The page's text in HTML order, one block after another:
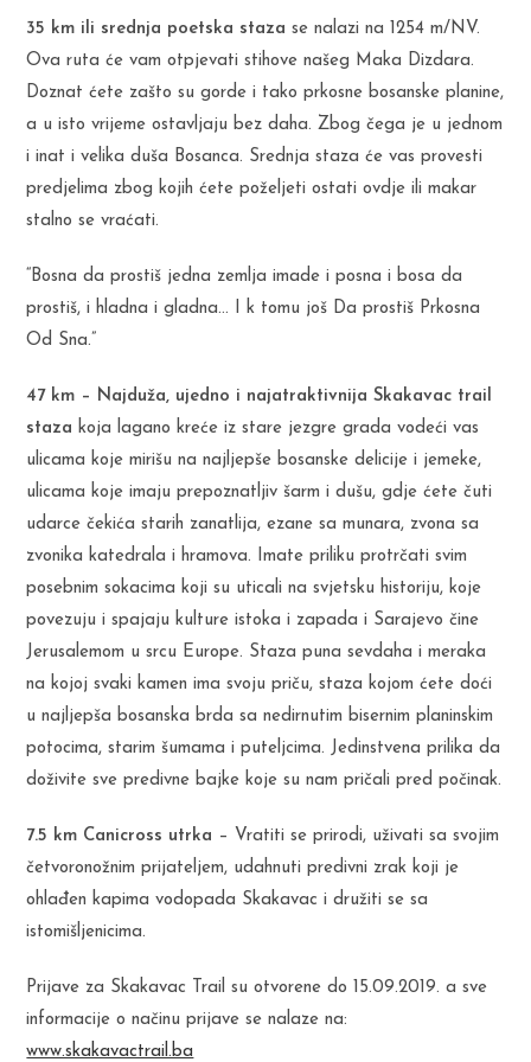
35 km ili srednja poetska staza se nalazi na 1254 m/NV.
Ova ruta će vam otpjevati stihove našeg Maka Dizdara.
Doznat ćete zašto su gorde i tako prkosne bosanske planine,
a u isto vrijeme ostavljaju bez daha. Zbog čega je u jednom
i inat i velika duša Bosanca. Srednja staza će vas provesti
predjelima zbog kojih ćete poželjeti ostati ovdje ili makar
stalno se vraćati.
“Bosna da prostiš jedna zemlja imade i posna i bosa da
prostiš, i hladna i gladna… I k tomu još Da prostiš Prkosna
Od Sna.”
47 km – Najduža, ujedno i najatraktivnija Skakavac trail
staza koja lagano kreće iz stare jezgre grada vodeći vas
ulicama koje mirišu na najljepše bosanske delicije i jemeke,
ulicama koje imaju prepoznatljiv šarm i dušu, gdje ćete čuti
udarce čekića starih zanatlija, ezane sa munara, zvona sa
zvonika katedrala i hramova. Imate priliku protrčati svim
posebnim sokacima koji su uticali na svjetsku historiju, koje
povezuju i spajaju kulture istoka i zapada i Sarajevo čine
Jerusalemom u srcu Europe. Staza puna sevdaha i meraka
na kojoj svaki kamen ima svoju priču, staza kojom ćete doći
u najljepša bosanska brda sa nedirnutim bisernim planinskim
potocima, starim šumama i puteljcima. Jedinstvena prilika da
doživite sve predivne bajke koje su nam pričali pred počinak.
7.5 km Canicross utrka – Vratiti se prirodi, uživati sa svojim
četvoronožnim prijateljem, udahnuti predivni zrak koji je
ohlađen kapima vodopada Skakavac i družiti se sa
istomišljenicima.
Prijave za Skakavac Trail su otvorene do 15.09.2019. a sve
informacije o načinu prijave se nalaze na:
www.skakavactrail.ba